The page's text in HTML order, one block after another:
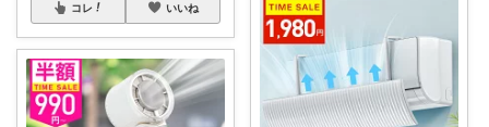
コレ いいね